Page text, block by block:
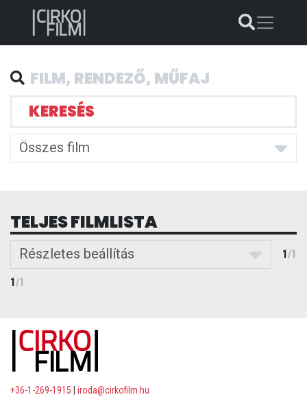
KERESÉS
Összes film
TELJES FILMLISTA
Részletes beállítás 1/1
1/1
+36-1-269-1915
iroda@cirkofilm.hu